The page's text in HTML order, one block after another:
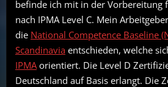
befinde ich mit in der Vorbereitung
nach IPMA Level C. Mein
die National Competence Baseline
Scandinavia entschieden, welche
IPMA orientiert. Die Level D
Deutschland auf Basis erlangt. Die